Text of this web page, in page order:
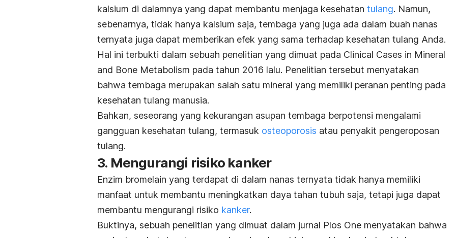
kalsium di dalamnya yang dapat membantu menjaga kesehatan tulang. Namun,
sebenarnya, tidak hanya kalsium saja, tembaga yang juga ada dalam buah nanas
ternyata juga dapat memberikan efek yang sama terhadap kesehatan tulang Anda.
Hal ini terbukti dalam sebuah penelitian yang dimuat pada Clinical Cases in Mineral
and Bone Metabolism pada tahun 2016 lalu. Penelitian tersebut menyatakan
bahwa tembaga merupakan salah satu mineral yang memiliki peranan penting pada
kesehatan tulang manusia.
Bahkan, seseorang yang kekurangan asupan tembaga berpotensi mengalami
gangguan kesehatan tulang, termasuk osteoporosis atau penyakit pengeroposan
tulang.
3. Mengurangi risiko kanker
Enzim bromelain yang terdapat di dalam nanas ternyata tidak hanya memiliki
manfaat untuk membantu meningkatkan daya tahan tubuh saja, tetapi juga dapat
membantu mengurangi risiko kanker.
Buktinya, sebuah penelitian yang dimuat dalam jurnal Plos One menyatakan bahwa